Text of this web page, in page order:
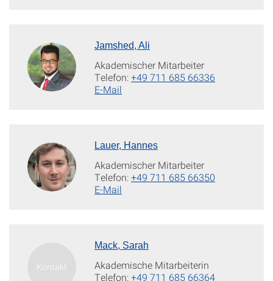
Jamshed, Ali
Akademischer Mitarbeiter
Telefon:+49 711 685 66336
E-Mail
Lauer, Hannes
Akademischer Mitarbeiter
Telefon:+49 711 685 66350
E-Mail
Mack, Sarah
Akademische Mitarbeiterin
Telefon:+49 711 685 66364